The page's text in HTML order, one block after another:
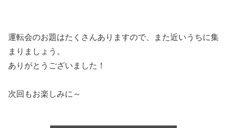
運転会のお題はたくさんありますので、また近いうちに集
まりましょう。
ありがとうございました！
次回もお楽しみに～